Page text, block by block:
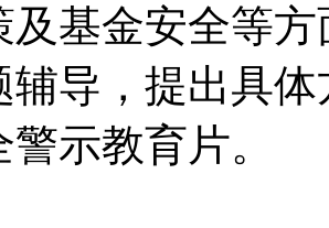
及基金安全等
辅导，提出具
示教育片。